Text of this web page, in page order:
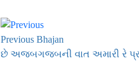
Previous Bhajan
છે અજબગજબની વાત અમારી રે